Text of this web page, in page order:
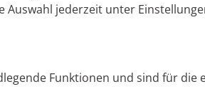
Auswahl jederzeit unter
Funktionen und sind für die
Experten-Interviews Tipps +
von Inhalation bei Babys
in der Schwangerschaft
Maren Leerhoff klärt auf.